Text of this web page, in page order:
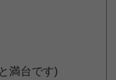
満台です)